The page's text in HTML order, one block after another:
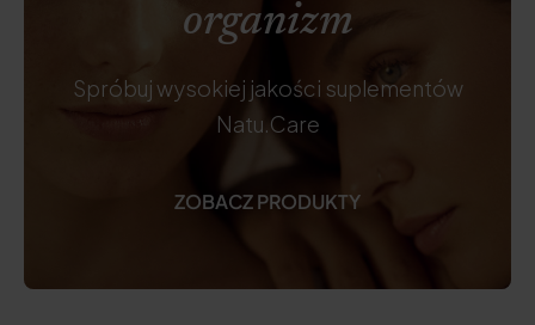
organizm
Spróbuj wysokiej jakości suplementów
Natu.Care
ZOBACZ PRODUKTY